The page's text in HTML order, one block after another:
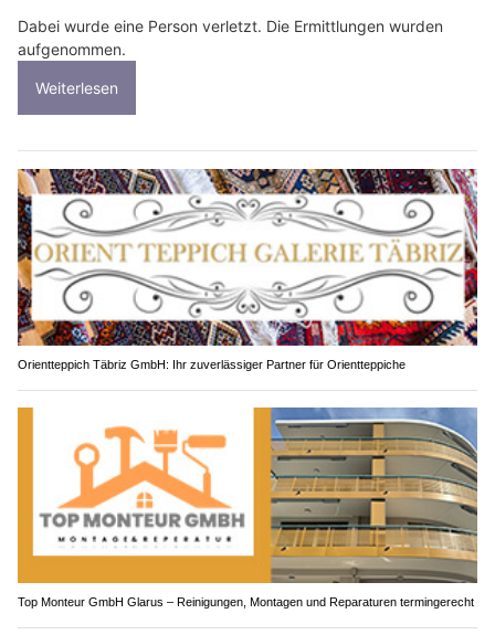
Dabei wurde eine Person verletzt. Die Ermittlungen wurden
aufgenommen.
Weiterlesen
Orientteppich Täbriz GmbH: Ihr zuverlässiger Partner für Orientteppiche
Top Monteur GmbH Glarus – Reinigungen, Montagen und Reparaturen termingerecht